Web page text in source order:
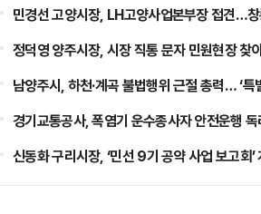
민경선 고양시장, LH고양사업본부장 접견…
정덕영 양주시장, 시장 직통 문자 민원현장 찾
남양주시, 하천·계곡 불법행위 근절 총력… ‘특
경기교통공사, 폭염기 운수종사자 안전운행 독
신동화 구리시장, ‘민선 9기 공약 사업 보고회’